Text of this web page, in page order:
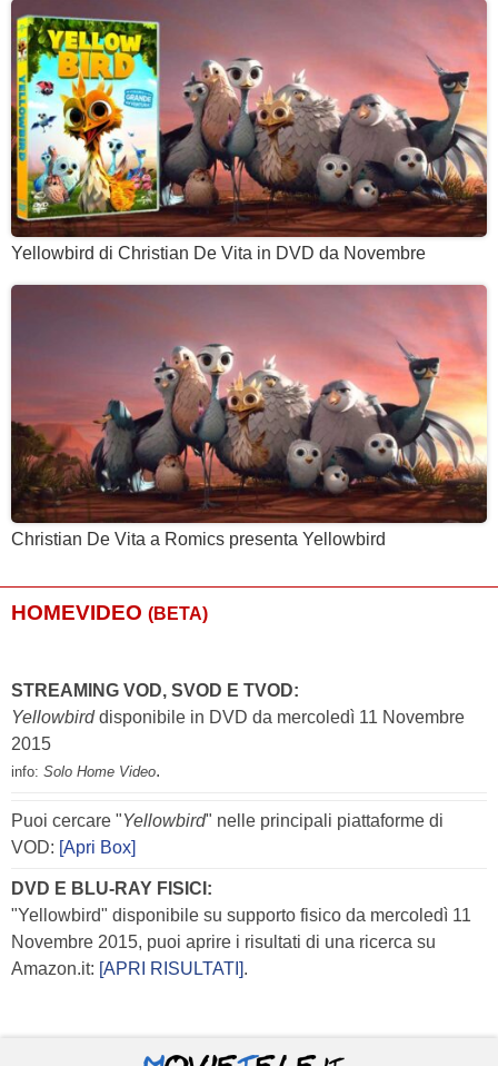
Yellowbird di Christian De Vita in DVD da Novembre
Christian De Vita a Romics presenta Yellowbird
HOMEVIDEO (BETA)
STREAMING VOD, SVOD E TVOD:
Yellowbirddisponibile in DVD da mercoledì 11 Novembre
2015
info: Solo Home Video.
Puoi cercare "Yellowbird" nelle principali piattaforme di
VOD: [Apri Box]
DVD E BLU-RAY FISICI:
"Yellowbird" disponibile su supporto fisico da mercoledì 11
Novembre 2015, puoi aprire i risultati di una ricerca su
Amazon.it: [APRI RISULTATI].